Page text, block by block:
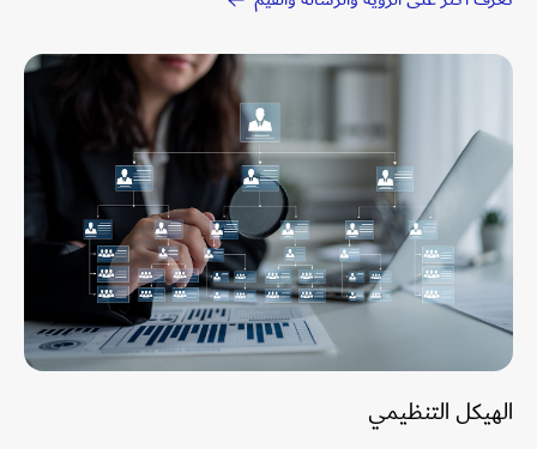
الهيكل​ ​التنظيمي